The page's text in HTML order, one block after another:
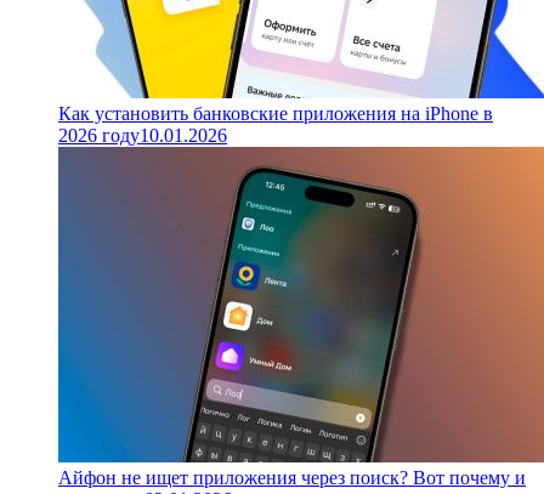
Как установить банковские приложения на iPhone в
2026 году10.01.2026
Айфон не ищет приложения через поиск? Вот почему и